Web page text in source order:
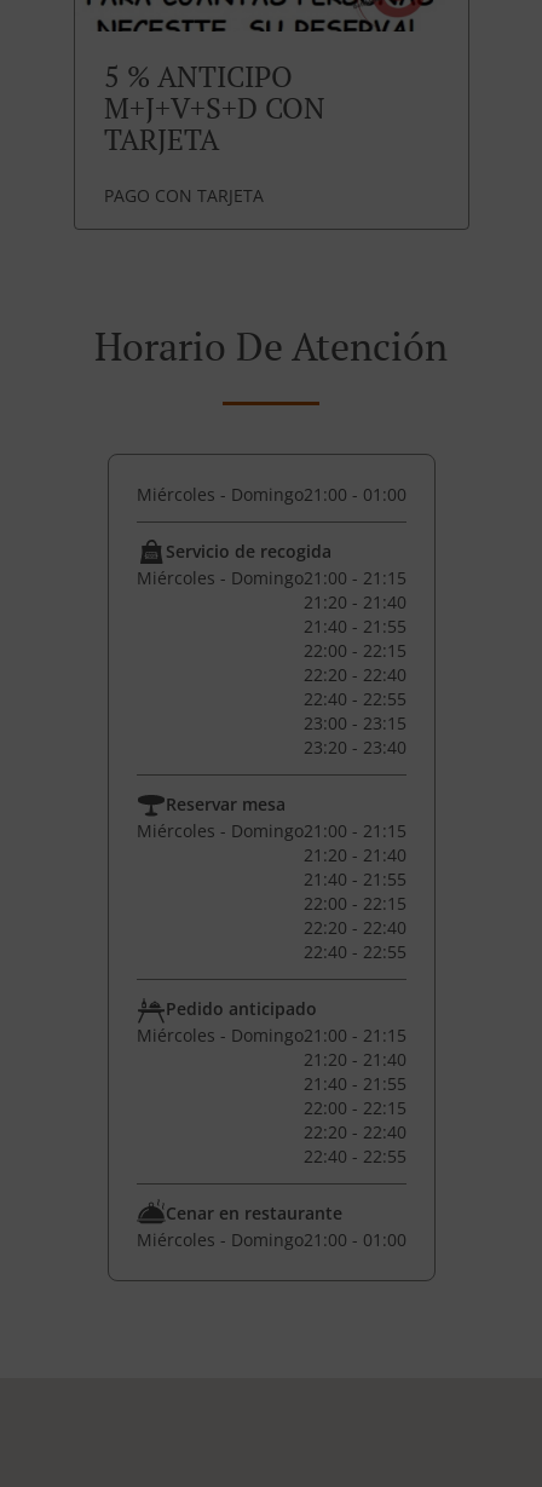
5 % ANTICIPO
M+J+V+S+D CON
TARJETA
PAGO CON TARJETA
Horario De Atención
Miércoles - Domingo21:00 - 01:00
Servicio de recogida
Miércoles - Domingo21:00 - 21:15
21:20 - 21:40
21:40 - 21:55
22:00 - 22:15
22:20 - 22:40
22:40 - 22:55
23:00 - 23:15
23:20 - 23:40
Reservar mesa
Miércoles - Domingo21:00 - 21:15
21:20 - 21:40
21:40 - 21:55
22:00 - 22:15
22:20 - 22:40
22:40 - 22:55
Pedido anticipado
Miércoles - Domingo21:00 - 21:15
21:20 - 21:40
21:40 - 21:55
22:00 - 22:15
22:20 - 22:40
22:40 - 22:55
Cenar en restaurante
Miércoles - Domingo21:00 - 01:00